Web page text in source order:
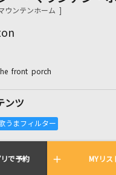
カラオケリクエスト
イムで歌われている曲の一
ウンテンホーム ]
front porch
ンツ
で予約 MYリス